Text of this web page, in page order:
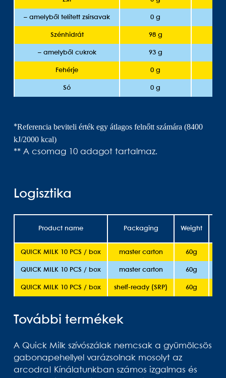
– amelyből telített zsírsavak 0 g
Szénhidrát 98 g
– amelyből cukrok 93 g
Fehérje 0 g
Só 0 g
*Referencia beviteli érték egy átlagos felnőtt számára (8400
kJ/2000 kcal)
** A csomag 10 adagot tartalmaz.
Logisztika
Product name Packaging Weight
QUICK MILK 10 PCS / box master carton 60g
QUICK MILK 10 PCS / box master carton 60g
QUICK MILK 10 PCS / box shelf-ready (SRP) 60g
További termékek
A Quick Milk szívószálak nemcsak a gyümölcsös
gabonapehellyel varázsolnak mosolyt az
arcodra! Kínálatunkban számos izgalmas és